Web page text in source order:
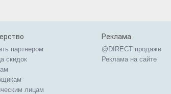
партнером
скидок
лицам
Реклама
@DIRECT продажи
Реклама на сайте